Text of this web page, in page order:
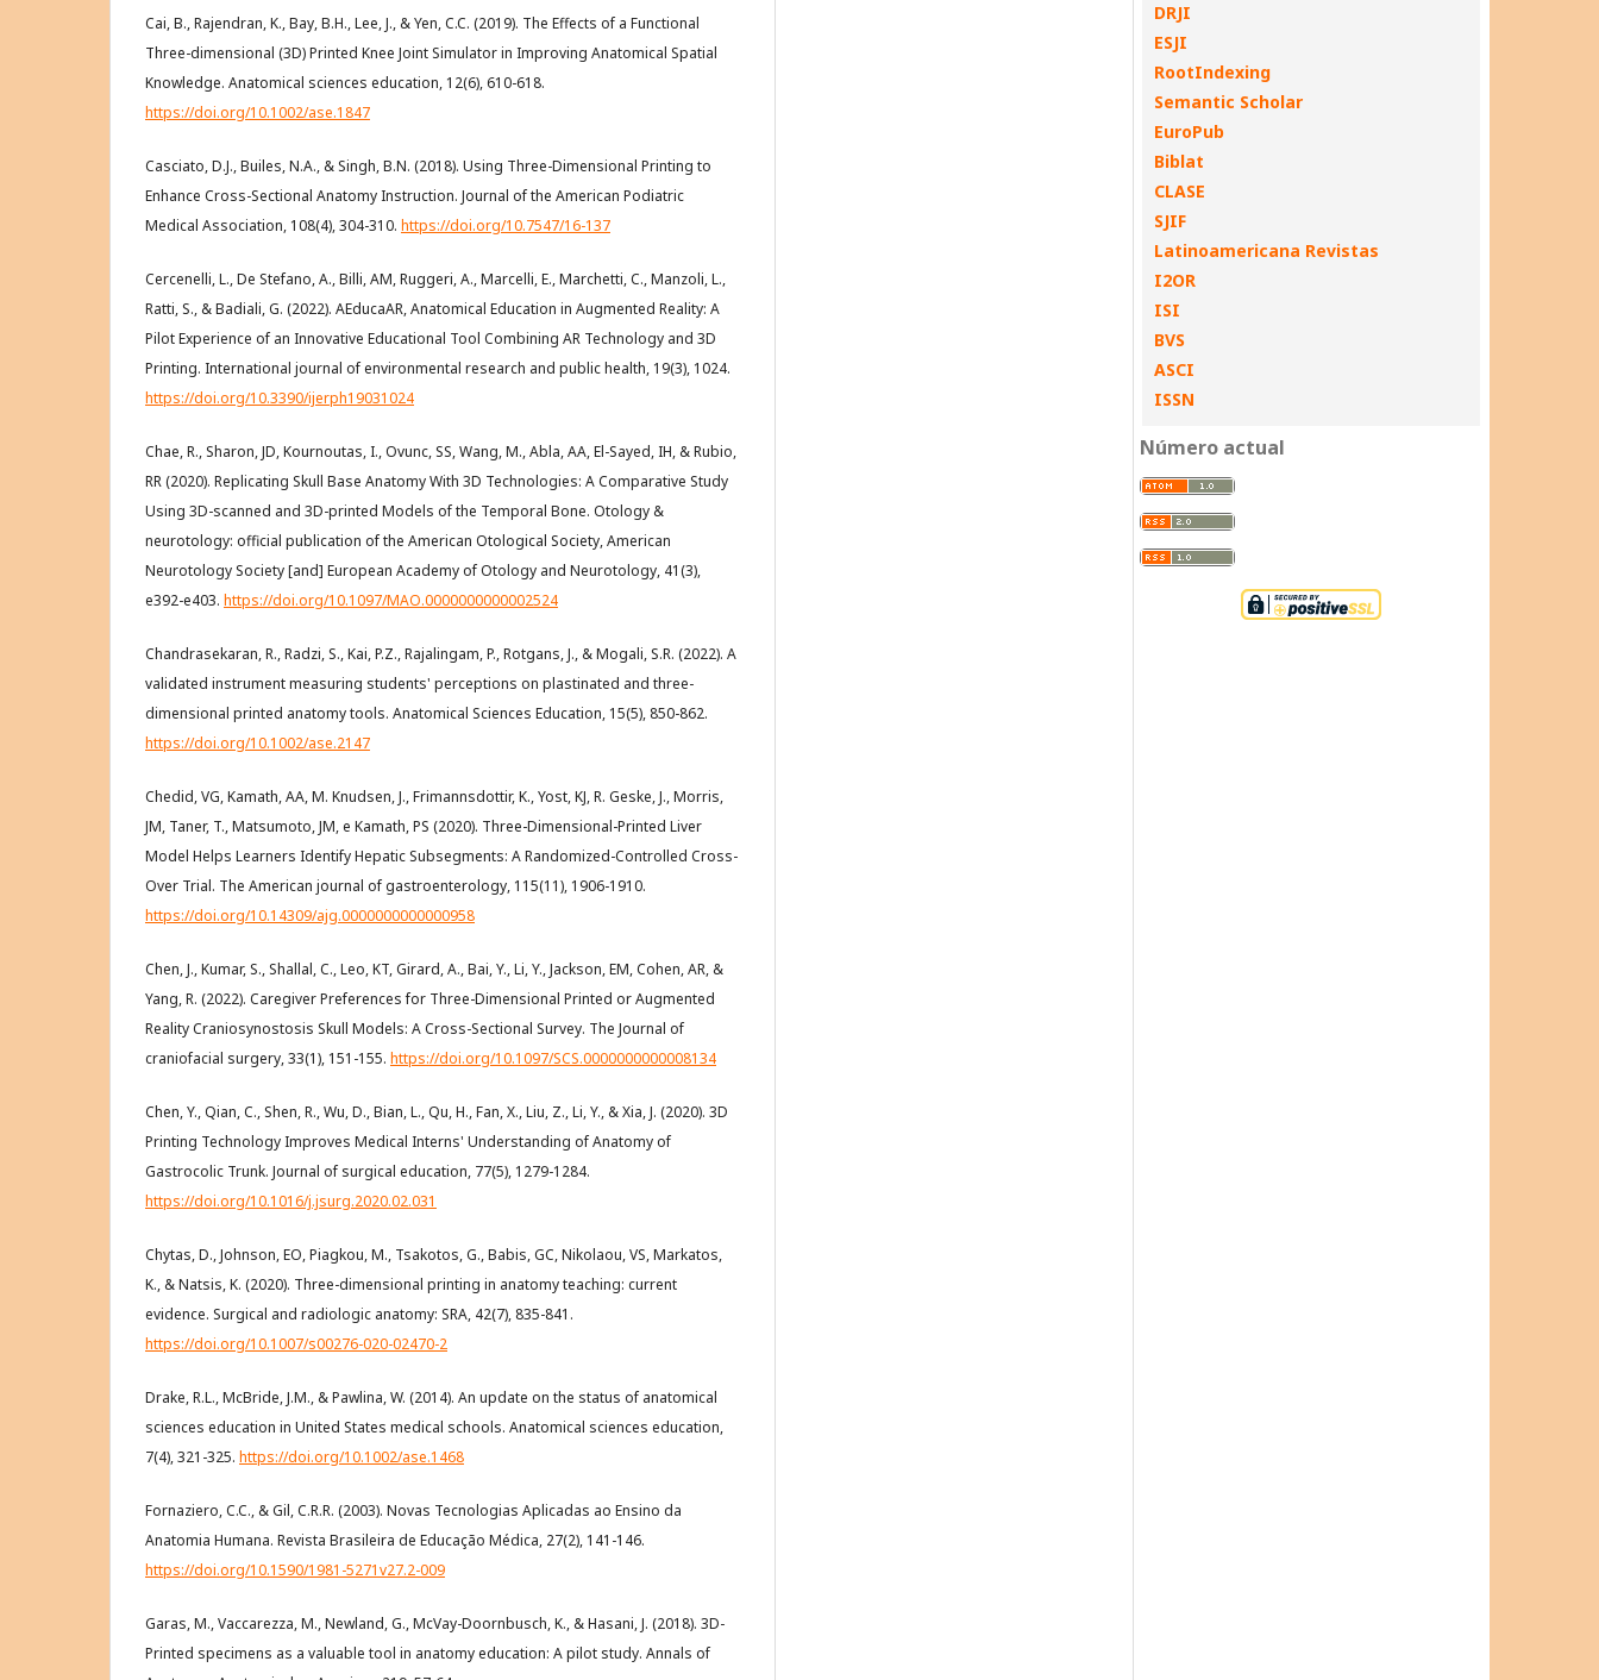
Cai, B., Rajendran, K., Bay, B.H., Lee, J., & Yen, C.C. (2019). The Effects of a Functional
Three-dimensional (3D) Printed Knee Joint Simulator in Improving Anatomical Spatial
Knowledge. Anatomical sciences education, 12(6), 610-618.
https://doi.org/10.1002/ase.1847
Casciato, D.J., Builes, N.A., & Singh, B.N. (2018). Using Three-Dimensional Printing to
Enhance Cross-Sectional Anatomy Instruction. Journal of the American Podiatric
Medical Association, 108(4), 304-310. https://doi.org/10.7547/16-137
Cercenelli, L., De Stefano, A., Billi, AM, Ruggeri, A., Marcelli, E., Marchetti, C., Manzoli, L.,
Ratti, S., & Badiali, G. (2022). AEducaAR, Anatomical Education in Augmented Reality: A
Pilot Experience of an Innovative Educational Tool Combining AR Technology and 3D
Printing. International journal of environmental research and public health, 19(3), 1024.
https://doi.org/10.3390/ijerph19031024
Chae, R., Sharon, JD, Kournoutas, I., Ovunc, SS, Wang, M., Abla, AA, El-Sayed, IH, & Rubio,
RR (2020). Replicating Skull Base Anatomy With 3D Technologies: A Comparative Study
Using 3D-scanned and 3D-printed Models of the Temporal Bone. Otology &
neurotology: official publication of the American Otological Society, American
Neurotology Society [and] European Academy of Otology and Neurotology, 41(3),
e392-e403. https://doi.org/10.1097/MAO.0000000000002524
Chandrasekaran, R., Radzi, S., Kai, P.Z., Rajalingam, P., Rotgans, J., & Mogali, S.R. (2022). A
validated instrument measuring students' perceptions on plastinated and three-
dimensional printed anatomy tools. Anatomical Sciences Education, 15(5), 850-862.
https://doi.org/10.1002/ase.2147
Chedid, VG, Kamath, AA, M. Knudsen, J., Frimannsdottir, K., Yost, KJ, R. Geske, J., Morris,
JM, Taner, T., Matsumoto, JM, e Kamath, PS (2020). Three-Dimensional-Printed Liver
Model Helps Learners Identify Hepatic Subsegments: A Randomized-Controlled Cross-
Over Trial. The American journal of gastroenterology, 115(11), 1906-1910.
https://doi.org/10.14309/ajg.0000000000000958
Chen, J., Kumar, S., Shallal, C., Leo, KT, Girard, A., Bai, Y., Li, Y., Jackson, EM, Cohen, AR, &
Yang, R. (2022). Caregiver Preferences for Three-Dimensional Printed or Augmented
Reality Craniosynostosis Skull Models: A Cross-Sectional Survey. The Journal of
craniofacial surgery, 33(1), 151-155. https://doi.org/10.1097/SCS.0000000000008134
Chen, Y., Qian, C., Shen, R., Wu, D., Bian, L., Qu, H., Fan, X., Liu, Z., Li, Y., & Xia, J. (2020). 3D
Printing Technology Improves Medical Interns' Understanding of Anatomy of
Gastrocolic Trunk. Journal of surgical education, 77(5), 1279-1284.
https://doi.org/10.1016/j.jsurg.2020.02.031
Chytas, D., Johnson, EO, Piagkou, M., Tsakotos, G., Babis, GC, Nikolaou, VS, Markatos,
K., & Natsis, K. (2020). Three-dimensional printing in anatomy teaching: current
evidence. Surgical and radiologic anatomy: SRA, 42(7), 835-841.
https://doi.org/10.1007/s00276-020-02470-2
Drake, R.L., McBride, J.M., & Pawlina, W. (2014). An update on the status of anatomical
sciences education in United States medical schools. Anatomical sciences education,
7(4), 321-325. https://doi.org/10.1002/ase.1468
Fornaziero, C.C., & Gil, C.R.R. (2003). Novas Tecnologias Aplicadas ao Ensino da
Anatomia Humana. Revista Brasileira de Educação Médica, 27(2), 141-146.
https://doi.org/10.1590/1981-5271v27.2-009
Garas, M., Vaccarezza, M., Newland, G., McVay-Doornbusch, K., & Hasani, J. (2018). 3D-
Printed specimens as a valuable tool in anatomy education: A pilot study. Annals of
DRJI
ESJI
RootIndexing
Semantic Scholar
EuroPub
Biblat
CLASE
SJIF
Latinoamericana Revistas
I2OR
ISI
BVS
ASCI
ISSN
Número actual